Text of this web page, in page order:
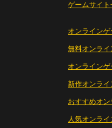
ゲームサイト
オンラインゲ
無料オンライ
オンライン
新作オンライ
おすすめオ
人気オンラ